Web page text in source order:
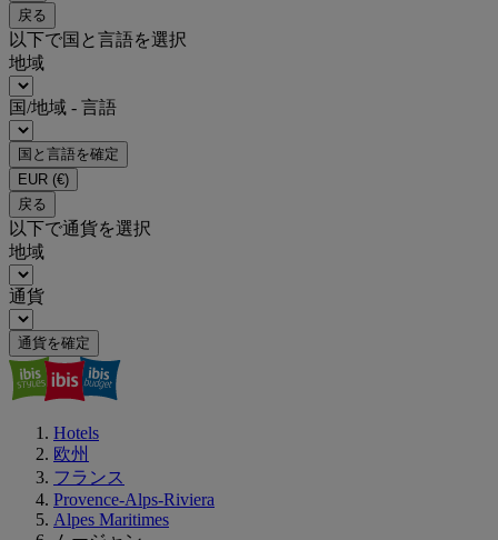
戻る
以下で国と言語を選択
地域
国/地域 - 言語
国と言語を確定
EUR (€)
戻る
以下で通貨を選択
地域
通貨
通貨を確定
Hotels
欧州
フランス
Provence-Alps-Riviera
Alpes Maritimes